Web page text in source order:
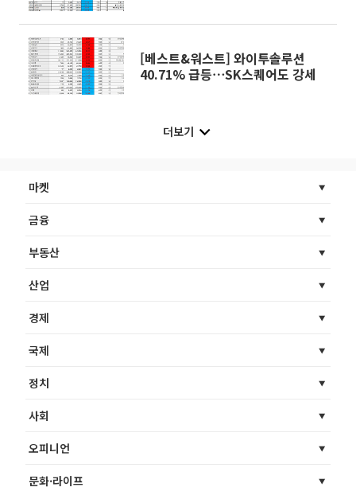
[베스트&워스트] 와이투솔루션
40.71% 급등⋯SK스퀘어도 강세
더보기
마켓
금융
부동산
산업
경제
국제
정치
사회
오피니언
문화·라이프